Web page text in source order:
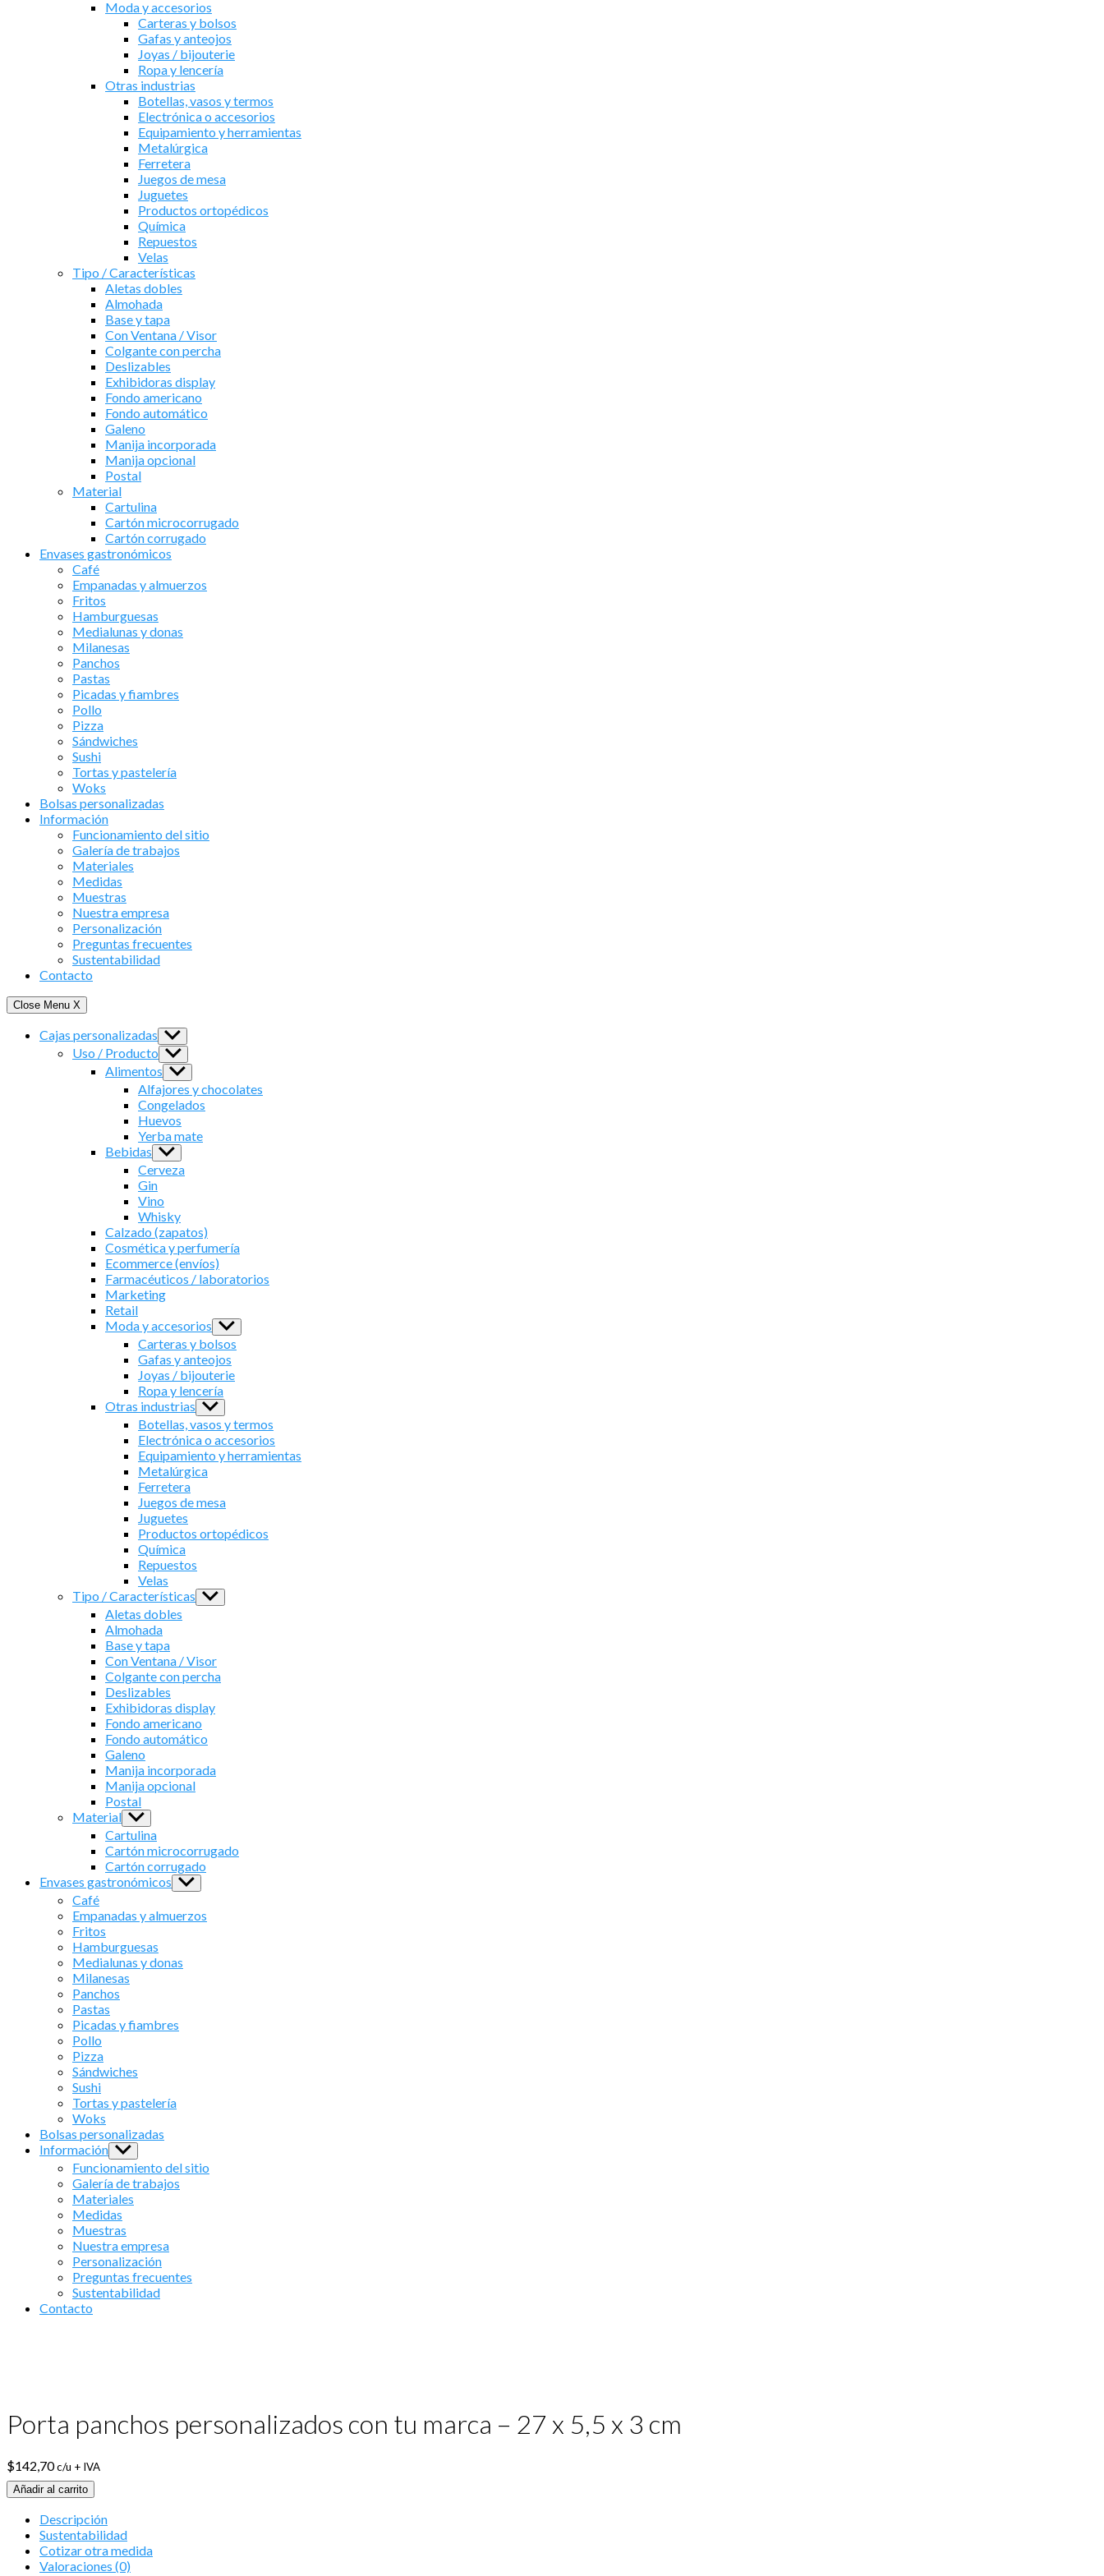
Moda y accesorios
Carteras y bolsos
Gafas y anteojos
Joyas / bijouterie
Ropa y lencería
Otras industrias
Botellas, vasos y termos
Electrónica o accesorios
Equipamiento y herramientas
Metalúrgica
Ferretera
Juegos de mesa
Juguetes
Productos ortopédicos
Química
Repuestos
Velas
Tipo / Características
Aletas dobles
Almohada
Base y tapa
Con Ventana / Visor
Colgante con percha
Deslizables
Exhibidoras display
Fondo americano
Fondo automático
Galeno
Manija incorporada
Manija opcional
Postal
Material
Cartulina
Cartón microcorrugado
Cartón corrugado
Envases gastronómicos
Café
Empanadas y almuerzos
Fritos
Hamburguesas
Medialunas y donas
Milanesas
Panchos
Pastas
Picadas y fiambres
Pollo
Pizza
Sándwiches
Sushi
Tortas y pastelería
Woks
Bolsas personalizadas
Información
Funcionamiento del sitio
Galería de trabajos
Materiales
Medidas
Muestras
Nuestra empresa
Personalización
Preguntas frecuentes
Sustentabilidad
Contacto
Close Menu X
Cajas personalizadas Show
sub
menu
Uso / Producto Show
sub
menu
Alimentos Show
sub
menu
Alfajores y chocolates
Congelados
Huevos
Yerba mate
Bebidas Show
sub
menu
Cerveza
Gin
Vino
Whisky
Calzado (zapatos)
Cosmética y perfumería
Ecommerce (envíos)
Farmacéuticos / laboratorios
Marketing
Retail
Moda y accesorios Show
sub
menu
Carteras y bolsos
Gafas y anteojos
Joyas / bijouterie
Ropa y lencería
Otras industrias Show
sub
menu
Botellas, vasos y termos
Electrónica o accesorios
Equipamiento y herramientas
Metalúrgica
Ferretera
Juegos de mesa
Juguetes
Productos ortopédicos
Química
Repuestos
Velas
Tipo / Características Show
sub
Aletas dobles
Almohada
Base y tapa
Con Ventana / Visor
Colgante con percha
Deslizables
Exhibidoras display
Fondo americano
Fondo automático
Galeno
Manija incorporada
Manija opcional
Postal
Material Show
sub
menu
Cartulina
Cartón microcorrugado
Cartón corrugado
Envases gastronómicos Show
sub
Café
Empanadas y almuerzos
Fritos
Hamburguesas
Medialunas y donas
Milanesas
Panchos
Pastas
Picadas y fiambres
Pollo
Pizza
Sándwiches
Sushi
Tortas y pastelería
Woks
Bolsas personalizadas
Información Show
sub
menu
Funcionamiento del sitio
Galería de trabajos
Materiales
Medidas
Muestras
Nuestra empresa
Personalización
Preguntas frecuentes
Sustentabilidad
Contacto
Porta panchos personalizados con tu marca – 27 x 5,5 x 3 cm
$142,70c/u + IVA
Añadir al carrito
Descripción
Sustentabilidad
Cotizar otra medida
Valoraciones (0)